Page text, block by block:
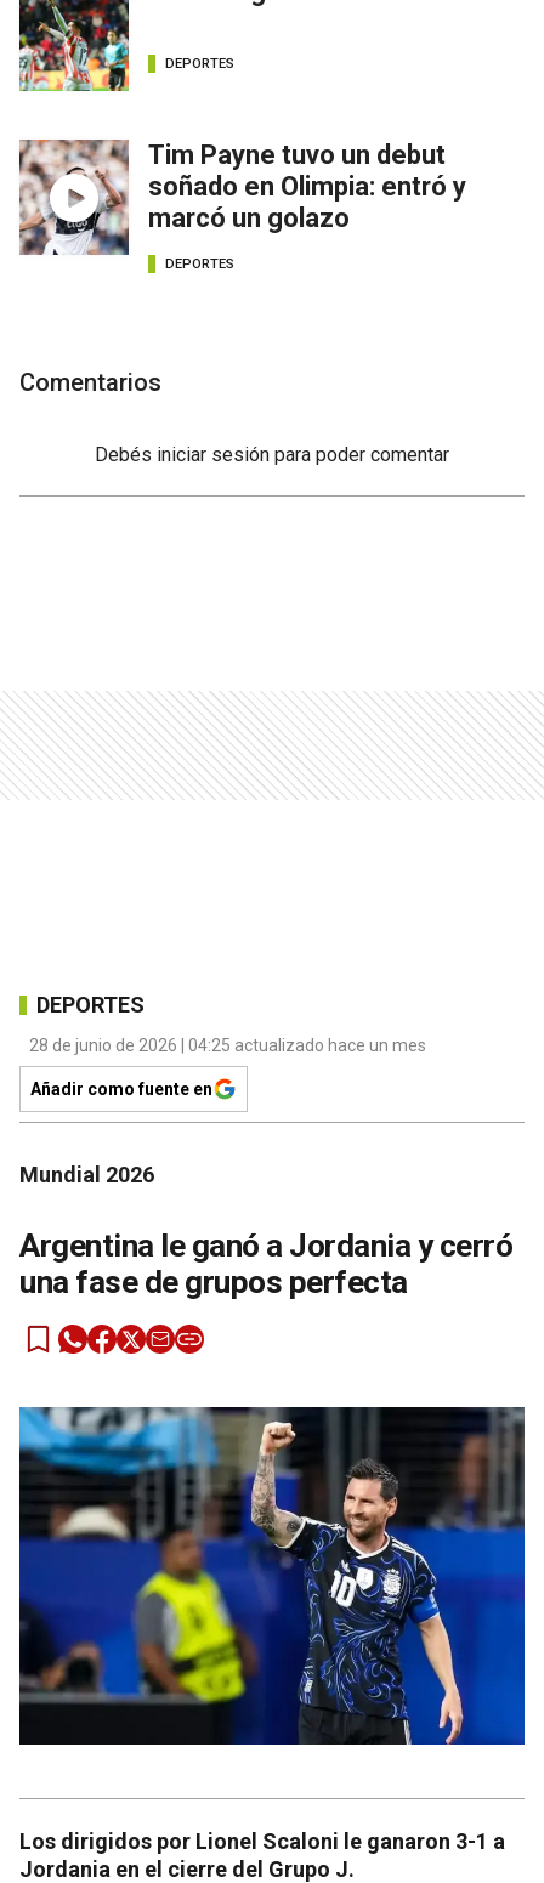
DEPORTES
Tim Payne tuvo un debut
soñado en Olimpia: entró y
marcó un golazo
DEPORTES
Comentarios
Debés iniciar sesión para poder comentar
DEPORTES
28 de junio de 2026 | 04:25 actualizado hace un mes
Añadir como fuente en
Mundial 2026
Argentina le ganó a Jordania y cerró
una fase de grupos perfecta
Los dirigidos por Lionel Scaloni le ganaron 3-1 a
Jordania en el cierre del Grupo J.